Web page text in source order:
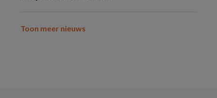
Toon meer nieuws